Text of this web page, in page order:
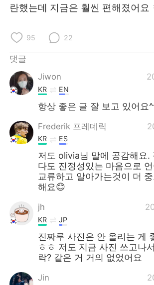
란했는데 지금은 훨씬 편해졌어요
95 22
댓글
Jiwon
KR EN
항상 좋은 글 잘 보고 있어요
Frederik 프레데릭
KR ES
저도 olivia님 말에 공감해요.
다도 진정성있는 마음으로
교류하고 알아가는것이 더
해요😊
jh
KR JP
진짜루 사진은 안 올리는 게
ㅎㅎ 저도 지금 사진 쓰고나
락? 같은 거 거의 없었어요
Jin